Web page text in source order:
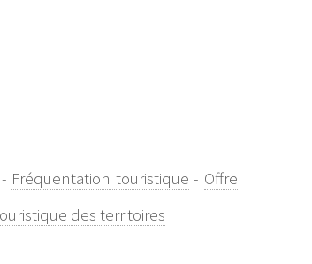
- Fréquentation touristique - Offre
des territoires